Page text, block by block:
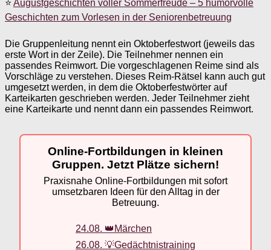
⭐ Augustgeschichten voller Sommerfreude – 5 humorvolle
Geschichten zum Vorlesen in der Seniorenbetreuung
Die Gruppenleitung nennt ein Oktoberfestwort (jeweils das
erste Wort in der Zeile). Die Teilnehmer nennen ein
passendes Reimwort. Die vorgeschlagenen Reime sind als
Vorschläge zu verstehen. Dieses Reim-Rätsel kann auch gut
umgesetzt werden, in dem die Oktoberfestwörter auf
Karteikarten geschrieben werden. Jeder Teilnehmer zieht
eine Karteikarte und nennt dann ein passendes Reimwort.
Online-Fortbildungen in kleinen
Gruppen. Jetzt Plätze sichern!
Praxisnahe Online-Fortbildungen mit sofort
umsetzbaren Ideen für den Alltag in der
Betreuung.
24.08. 👑Märchen
26.08. 💡Gedächtnistraining